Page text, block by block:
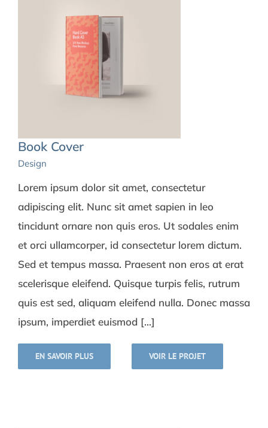
Book Cover
Design
Lorem ipsum dolor sit amet, consectetur
adipiscing elit. Nunc sit amet sapien in leo
tincidunt ornare non quis eros. Ut sodales enim
et orci ullamcorper, id consectetur lorem dictum.
Sed et tempus massa. Praesent non eros at erat
scelerisque eleifend. Quisque turpis felis, rutrum
quis est sed, aliquam eleifend nulla. Donec massa
ipsum, imperdiet euismod [...]
EN SAVOIR PLUS VOIR LE PROJET